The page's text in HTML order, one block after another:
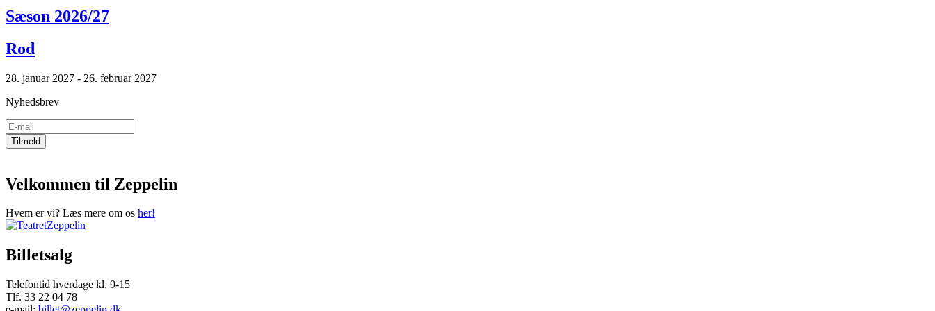
Sæson 2026/27
Rod
28. januar 2027 - 26. februar 2027
Nyhedsbrev
Velkommen til Zeppelin
Hvem er vi? Læs mere om os her!
Billetsalg
Telefontid hverdage kl. 9-15
Tlf. 33 22 04 78